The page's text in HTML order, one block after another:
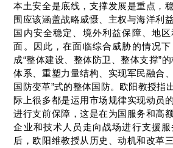
本土安全是底线，支撑发展是重点，
围应该涵盖战略威慑、主权与海洋利
国内安全稳定、境外利益保障、地
面。因此，在面临综合威胁的情况
成“整体建设、整体防卫、整体支撑”
体系、重塑力量结构、实现军民融合
国防变革”式的整体国防。欧阳教授指
际上很多都是运用市场规律实现动员
进行支前保障，这是在为国服务和高
企业和技术人员走向战场进行支援
后，欧阳维教授从历史、动机和改革